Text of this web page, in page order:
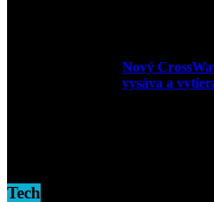
Nový
vysáva a
Tech